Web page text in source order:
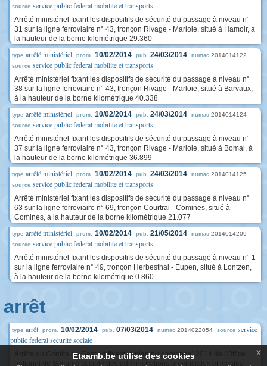
source service public federal mobilite et transports
Arrêté ministériel fixant les dispositifs de sécurité du passage à niveau n°
31 sur la ligne ferroviaire n° 43, tronçon Rivage - Marloie, situé à Hamoir, à
la hauteur de la borne kilométrique 29.360
type arrêté ministériel prom. 10/02/2014 pub. 24/03/2014 numac 2014014122
source service public federal mobilite et transports
Arrêté ministériel fixant les dispositifs de sécurité du passage à niveau n°
38 sur la ligne ferroviaire n° 43, tronçon Rivage - Marloie, situé à Barvaux,
à la hauteur de la borne kilométrique 40.338
type arrêté ministériel prom. 10/02/2014 pub. 24/03/2014 numac 2014014124
source service public federal mobilite et transports
Arrêté ministériel fixant les dispositifs de sécurité du passage à niveau n°
37 sur la ligne ferroviaire n° 43, tronçon Rivage - Marloie, situé à Bomal, à
la hauteur de la borne kilométrique 36.899
type arrêté ministériel prom. 10/02/2014 pub. 24/03/2014 numac 2014014125
source service public federal mobilite et transports
Arrêté ministériel fixant les dispositifs de sécurité du passage à niveau n°
63 sur la ligne ferroviaire n° 69, tronçon Courtrai - Comines, situé à
Comines, à la hauteur de la borne kilométrique 21.077
type arrêté ministériel prom. 10/02/2014 pub. 21/05/2014 numac 2014014209
source service public federal mobilite et transports
Arrêté ministériel fixant les dispositifs de sécurité du passage à niveau n° 1
sur la ligne ferroviaire n° 49, tronçon Herbesthal - Eupen, situé à Lontzen,
à la hauteur de la borne kilométrique 0.860
arrêt
type arrêt prom. 10/02/2014 pub. 07/03/2014 numac 2014022054 source service
public federal securite sociale
Arrêté du Comité de Gestion fixant le plan du personnel 2014 de l'Office
national de Sécurité sociale des administrations provinciales et locales
Etaamb.be utilise des cookies x